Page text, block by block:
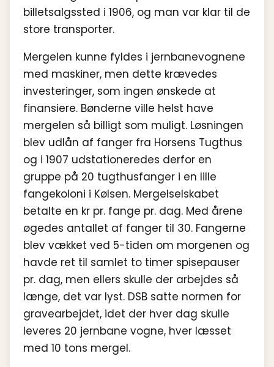
billetsalgssted i 1906, og man var klar til de
store transporter.
Mergelen kunne fyldes i jernbanevognene
med maskiner, men dette krævedes
investeringer, som ingen ønskede at
finansiere. Bønderne ville helst have
mergelen så billigt som muligt. Løsningen
blev udlån af fanger fra Horsens Tugthus
og i 1907 udstationeredes derfor en
gruppe på 20 tugthusfanger i en lille
fangekoloni i Kølsen. Mergelselskabet
betalte en kr pr. fange pr. dag. Med årene
øgedes antallet af fanger til 30. Fangerne
blev vækket ved 5-tiden om morgenen og
havde ret til samlet to timer spisepauser
pr. dag, men ellers skulle der arbejdes så
længe, det var lyst. DSB satte normen for
gravearbejdet, idet der hver dag skulle
leveres 20 jernbane vogne, hver læsset
med 10 tons mergel.